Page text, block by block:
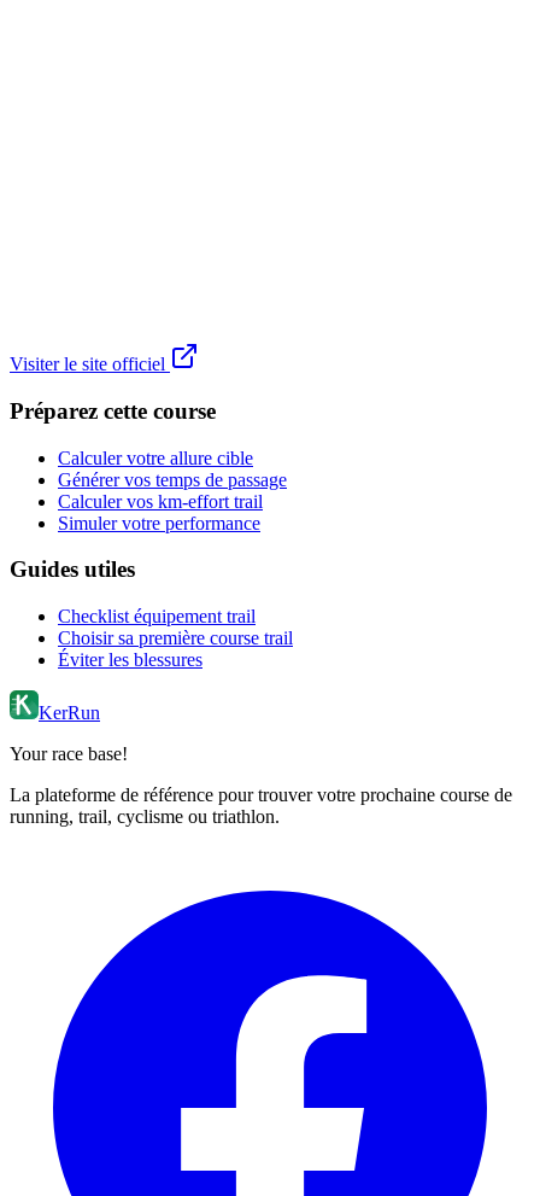
Visiter le site officiel
Préparez cette course
Calculer votre allure cible
Générer vos temps de passage
Calculer vos km-effort trail
Simuler votre performance
Guides utiles
Checklist équipement trail
Choisir sa première course trail
Éviter les blessures
KerRun
Your race base!
La plateforme de référence pour trouver votre prochaine course de
running, trail, cyclisme ou triathlon.